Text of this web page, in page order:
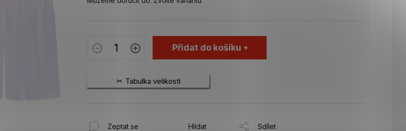
Přidat do košíku
Tabulka velikostí
Zeptat se Hlídat Sdílet